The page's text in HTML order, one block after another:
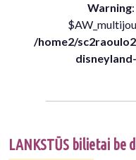
Warning
/home2/
LANKSTŪS bilietai be